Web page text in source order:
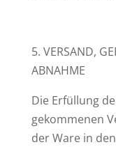
5. VERSAND,
ABNAHME
Die Erfüllung
gekommenen
der Ware in